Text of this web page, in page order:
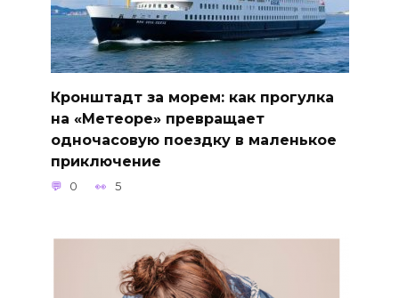
Кронштадт за морем: как прогулка
на «Метеоре» превращает
одночасовую поездку в маленькое
приключение
0 5